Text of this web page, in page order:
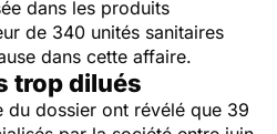
dans les produits
de 340 unités sanitaires
dans cette affaire.
trop dilués
du dossier ont révélé que 39